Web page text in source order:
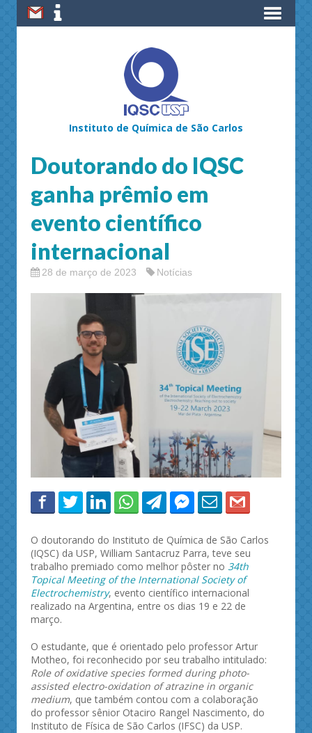
Instituto de Química de São Carlos
Doutorando do IQSC
ganha prêmio em
evento científico
internacional
28 de março de 2023 Notícias
O doutorando do Instituto de Química de São Carlos
(IQSC) da USP, William Santacruz Parra, teve seu
trabalho premiado como melhor pôster no 34th
Topical Meeting of the International Society of
Electrochemistry, evento científico internacional
realizado na Argentina, entre os dias 19 e 22 de
março.
O estudante, que é orientado pelo professor Artur
Motheo, foi reconhecido por seu trabalho intitulado:
Role of oxidative species formed during photo-
assisted electro-oxidation of atrazine in organic
medium, que também contou com a colaboração
do professor sênior Otaciro Rangel Nascimento, do
Instituto de Física de São Carlos (IFSC) da USP.